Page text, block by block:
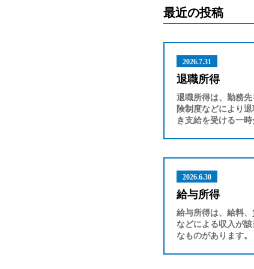
最近の投稿
2026.7.31
退職所得
退職所得は、勤務
険制度などにより
き支給を受ける一
2026.6.30
給与所得
給与所得は、給料
などによる収入が
なものがあります